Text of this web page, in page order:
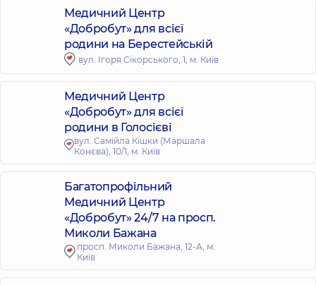
Медичний Центр
«Добробут» для всієї
родини на Берестейській
вул. Ігоря Сікорського, 1, м. Київ
Медичний Центр
«Добробут» для всієї
родини в Голосієві
вул. Самійла Кішки (Маршала
Конєва), 10/1, м. Київ
Багатопрофільний
Медичний Центр
«Добробут» 24/7 на просп.
Миколи Бажана
просп. Миколи Бажана, 12-А, м.
Київ